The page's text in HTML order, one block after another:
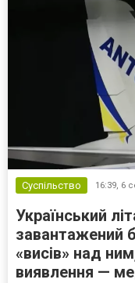
Суспільство 16:39, 6
Український
завантажений
«висів» над
виявлення —